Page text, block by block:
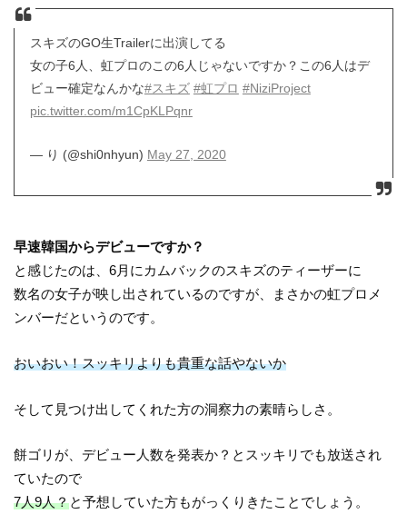
スキズのGO生Trailerに出演してる
女の子6人、虹プロのこの6人じゃないですか？この6人はデ
ビュー確定なんかな#スキズ #虹プロ #NiziProject
pic.twitter.com/m1CpKLPqnr
— り (@shi0nhyun) May 27, 2020
早速韓国からデビューですか？
と感じたのは、6月にカムバックのスキズのティーザーに
数名の女子が映し出されているのですが、まさかの虹プロメ
ンバーだというのです。
おいおい！スッキリよりも貴重な話やないか
そして見つけ出してくれた方の洞察力の素晴らしさ。
餅ゴリが、デビュー人数を発表か？とスッキリでも放送され
ていたので
7人9人？と予想していた方もがっくりきたことでしょう。